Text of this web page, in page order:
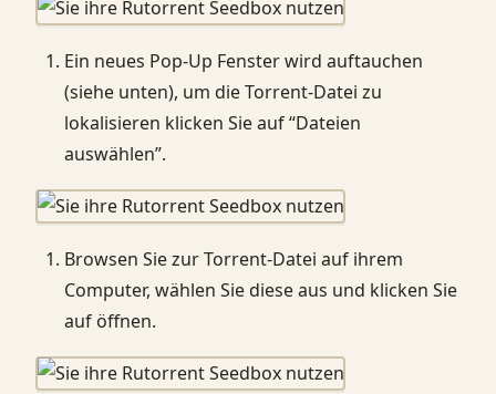
Ein neues Pop-Up Fenster wird auftauchen
(siehe unten), um die Torrent-Datei zu
lokalisieren klicken Sie auf “Dateien
auswählen”.
Browsen Sie zur Torrent-Datei auf ihrem
Computer, wählen Sie diese aus und klicken Sie
auf öffnen.